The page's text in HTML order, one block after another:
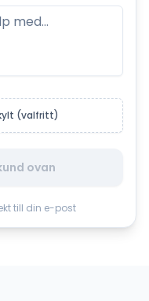
(valfritt)
ovan
till din e-post